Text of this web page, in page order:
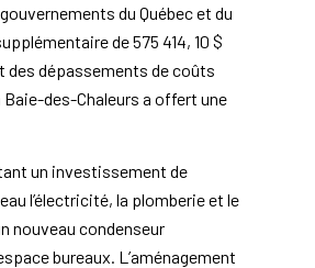
du Québec et du
de 575 414, 10 $
des dépassements de coûts
des-Chaleurs a offert une
un investissement de
l’électricité, la plomberie et le
nouveau condenseur
bureaux. L’aménagement